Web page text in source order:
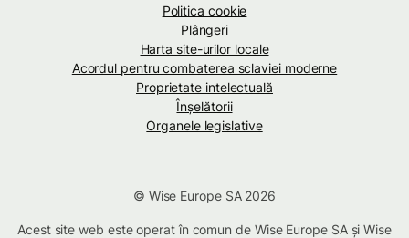
Politica cookie
Plângeri
Harta site-urilor locale
Acordul pentru combaterea sclaviei moderne
Proprietate intelectuală
Înșelătorii
Organele legislative
© Wise Europe SA 2026
Acest site web este operat în comun de Wise Europe SA și Wise